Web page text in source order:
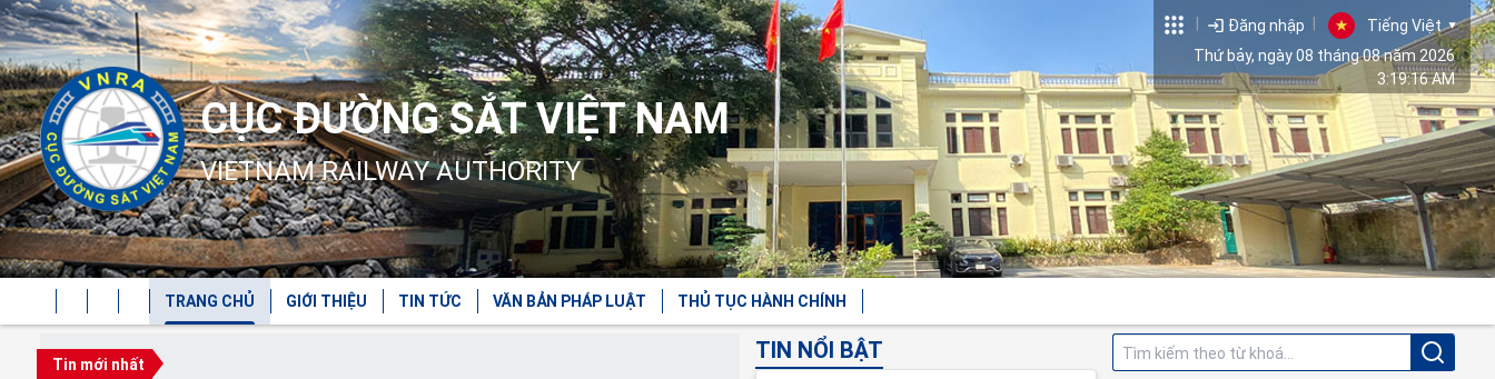
CỤC ĐƯỜNG SẮT VIỆT NAM
VIETNAM RAILWAY AUTHORITY
| Đăng nhập |
Tiếng Việt
Thứ bảy, ngày 08 tháng 08 năm 2026
3:19:17 AM
TRANG CHỦ GIỚI THIỆU TIN TỨC VĂN BẢN PHÁP LUẬT THỦ TỤC HÀNH CHÍNH
Tin mới nhất
TIN NỔI BẬT